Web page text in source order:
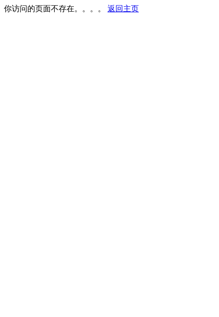
你访问的页面不存在。。。。 返回主页